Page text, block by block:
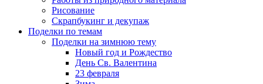
Рисование
Скрапбукинг и декупаж
Поделки по темам
Поделки на зимнюю тему
Новый год и Рождество
День Св. Валентина
23 февраля